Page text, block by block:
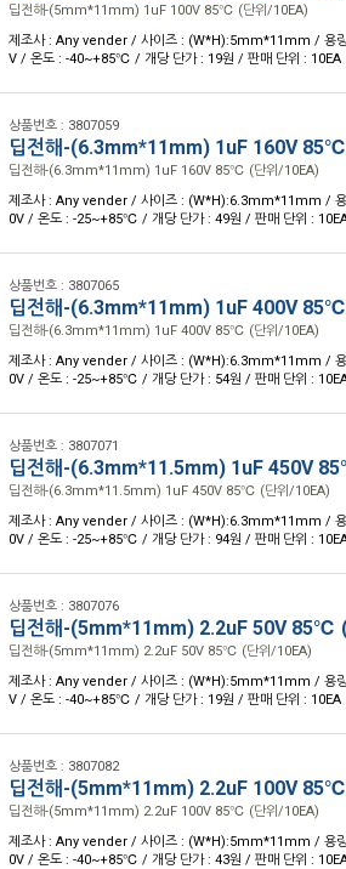
딥전해-(5mm*11mm) 1uF 100V 85℃ (단위/10EA)
제조사 : Any vender / 사이즈 : (W*H):5mm*11mm / 용
V / 온도 : -40~+85℃ / 개당 단가 : 19원 / 판매 단위 : 10EA
상품번호 : 3807059
딥전해-(6.3mm*11mm) 1uF 160V
딥전해-(6.3mm*11mm) 1uF 160V 85℃ (단위/10EA)
제조사 : Any vender / 사이즈 : (W*H):6.3mm*11mm /
0V / 온도 : -25~+85℃ / 개당 단가 : 49원 / 판매 단위 :
상품번호 : 3807065
딥전해-(6.3mm*11mm) 1uF 400V
딥전해-(6.3mm*11mm) 1uF 400V 85℃ (단위/10EA)
제조사 : Any vender / 사이즈 : (W*H):6.3mm*11mm /
0V / 온도 : -25~+85℃ / 개당 단가 : 54원 / 판매 단위 :
상품번호 : 3807071
딥전해-(6.3mm*11.5mm) 1uF 450V
딥전해-(6.3mm*11.5mm) 1uF 450V 85℃ (단위/10EA)
제조사 : Any vender / 사이즈 : (W*H):6.3mm*11mm /
0V / 온도 : -25~+85℃ / 개당 단가 : 94원 / 판매 단위 :
상품번호 : 3807076
딥전해-(5mm*11mm) 2.2uF 50V 85℃
딥전해-(5mm*11mm) 2.2uF 50V 85℃ (단위/10EA)
제조사 : Any vender / 사이즈 : (W*H):5mm*11mm / 용
V / 온도 : -40~+85℃ / 개당 단가 : 19원 / 판매 단위 : 10EA
상품번호 : 3807082
딥전해-(5mm*11mm) 2.2uF 100V
딥전해-(5mm*11mm) 2.2uF 100V 85℃ (단위/10EA)
제조사 : Any vender / 사이즈 : (W*H):5mm*11mm / 용
0V / 온도 : -40~+85℃ / 개당 단가 : 43원 / 판매 단위 :